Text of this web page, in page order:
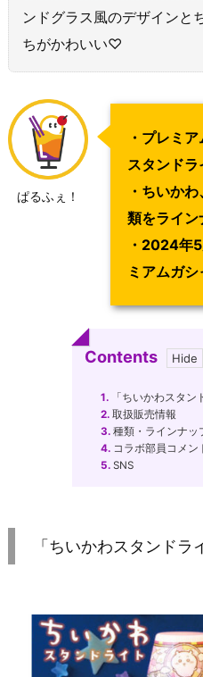
ンドグラス風のデザインと
ちがかわいい♡
ぱるふぇ！
・プレミ
スタンドラ
・ちいか
類をライン
・2024年
ミアムガ
Contents
1. 「ちいかわスタン
2. 取扱販売情報
3. 種類・ラインナッ
4. コラボ部員コメン
5. SNS
「ちいかわスタンド